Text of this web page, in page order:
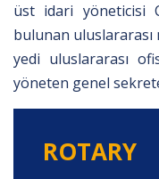
üst idari yöneticisi
bulunan uluslararası
yedi uluslararası
yöneten genel
ROTARY